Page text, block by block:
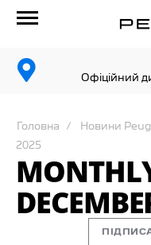
Офіційний
Головна Новини
2025